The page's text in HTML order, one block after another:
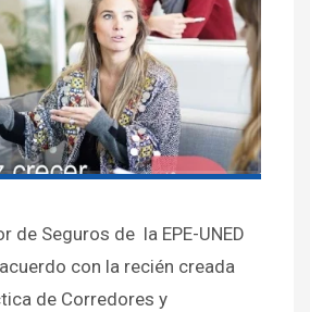
de Seguros de la EPE-UNED
con la recién creada
de Corredores y